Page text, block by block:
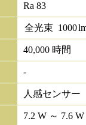
Ra 83
全光束 1000
40,000 時間
-
人感センサー
7.2 W ～ 7.6 W